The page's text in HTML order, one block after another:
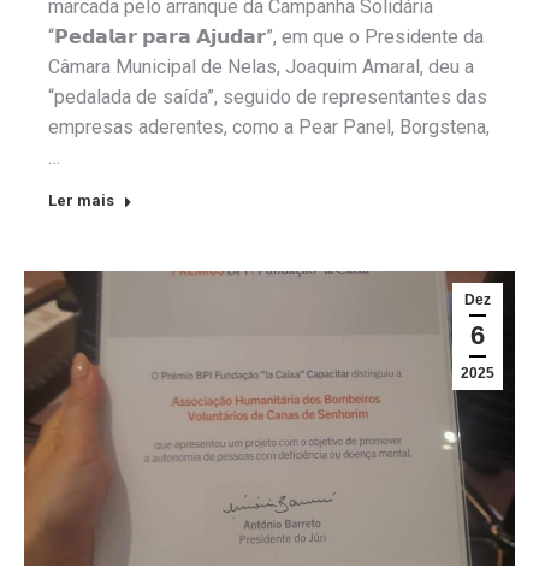
marcada pelo arranque da Campanha Solidária
“𝗣𝗲𝗱𝗮𝗹𝗮𝗿 𝗽𝗮𝗿𝗮 𝗔𝗷𝘂𝗱𝗮𝗿”, em que o Presidente da
Câmara Municipal de Nelas, Joaquim Amaral, deu a
“pedalada de saída”, seguido de representantes das
empresas aderentes, como a Pear Panel, Borgstena,
…
Ler mais
Dez
6
2025